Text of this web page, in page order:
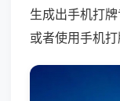
生成出手机打
或者使用手机打